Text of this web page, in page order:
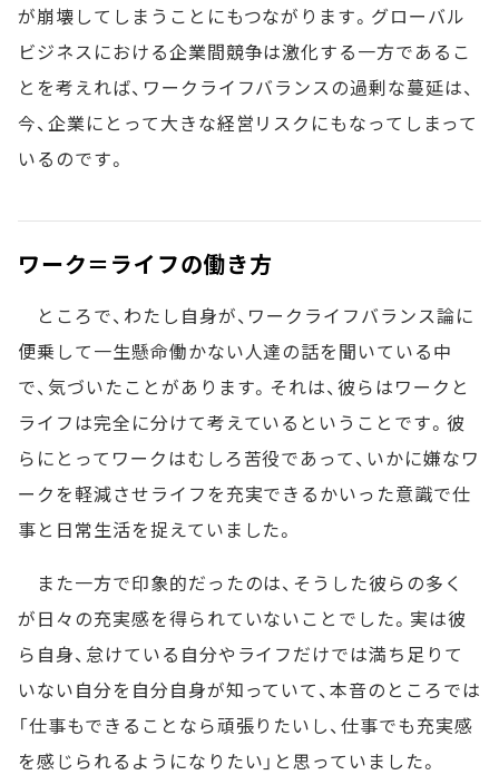
が崩壊してしまうことにもつながります。グローバル
ビジネスにおける企業間競争は激化する一方であるこ
とを考えれば、ワークライフバランスの過剰な蔓延は、
今、企業にとって大きな経営リスクにもなってしまって
いるのです。
ワーク＝ライフの働き方
ところで、わたし自身が、ワークライフバランス論に
便乗して一生懸命働かない人達の話を聞いている中
で、気づいたことがあります。それは、彼らはワークと
ライフは完全に分けて考えているということです。彼
らにとってワークはむしろ苦役であって、いかに嫌なワ
ークを軽減させライフを充実できるかいった意識で仕
事と日常生活を捉えていました。
また一方で印象的だったのは、そうした彼らの多く
が日々の充実感を得られていないことでした。実は彼
ら自身、怠けている自分やライフだけでは満ち足りて
いない自分を自分自身が知っていて、本音のところでは
「仕事もできることなら頑張りたいし、仕事でも充実感
を感じられるようになりたい」と思っていました。